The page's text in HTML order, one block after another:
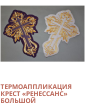
ТЕРМОАППЛИКАЦИЯ
КРЕСТ «РЕНЕССАНС»
БОЛЬШОЙ